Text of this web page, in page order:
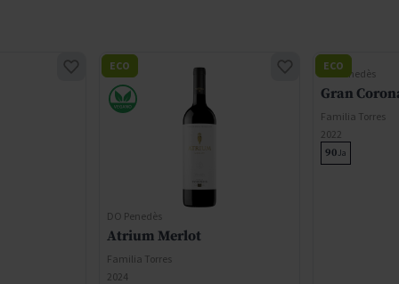
DO Penedès
Atrium Merlot
Familia Torres
2024
ECO
DO Penedès
Gran
Familia Torres
2022
90Ja
ECO